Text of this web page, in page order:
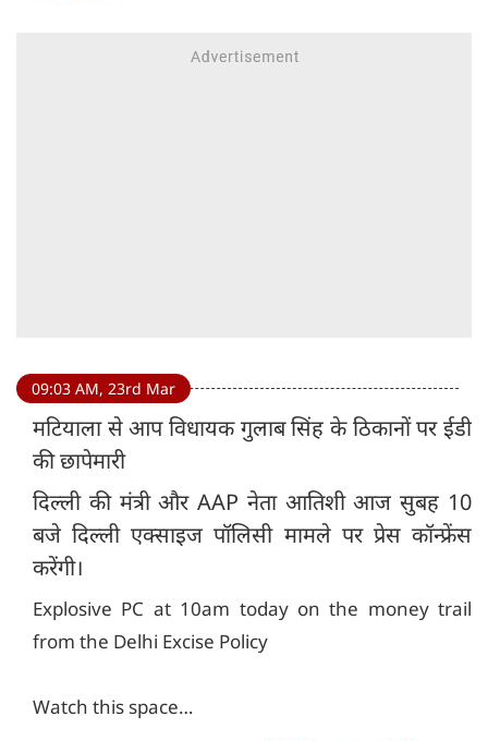
09:03 AM, 23rd Mar
मटियाला से आप विधायक गुलाब सिंह के ठिकानों पर ईडी
की छापेमारी
दिल्ली की मंत्री और AAP नेता आतिशी आज सुबह 10
बजे दिल्ली एक्साइज पॉलिसी मामले पर प्रेस कॉन्फ्रेंस
करेंगी।
Explosive PC at 10am today on the money trail
from the Delhi Excise Policy
Watch this space…